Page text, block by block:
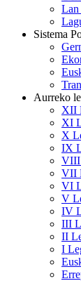
Lan
Sistema
Aurreko
XII
XI
X
IX
VIII
VII
VI
V
IV
III
II
I